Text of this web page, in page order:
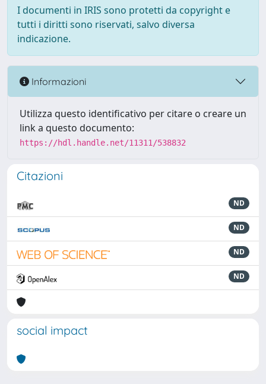
I documenti in IRIS sono protetti da copyright e
tutti i diritti sono riservati, salvo diversa
indicazione.
Informazioni
Utilizza questo identificativo per citare o creare un
link a questo documento:
https://hdl.handle.net/11311/538832
Citazioni
ND
ND
ND
ND
social impact